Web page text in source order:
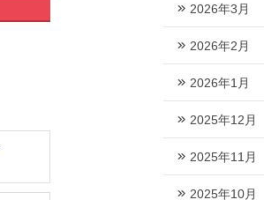
2026年3月
2026年2月
2026年1月
2025年12月
2025年11月
2025年10月